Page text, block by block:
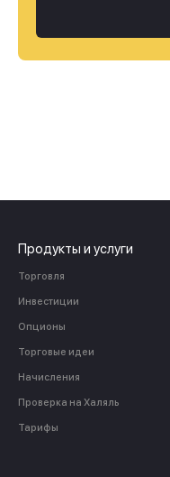
Продукты и услуги
Торговля
Инвестиции
Опционы
Торговые идеи
Начисления
Проверка на Халяль
Тарифы